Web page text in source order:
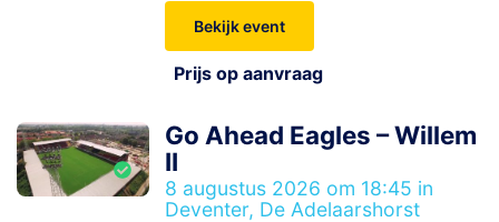
Bekijk event
Prijs op aanvraag
Go Ahead Eagles – Willem
II
8 augustus 2026 om 18:45 in
Deventer, De Adelaarshorst